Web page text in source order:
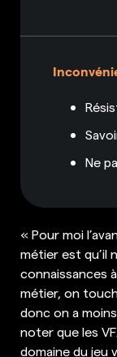
Ne
« Pour moi
métier est qu’il
connaissances
métier, on
donc on a
noter que les
domaine du jeu